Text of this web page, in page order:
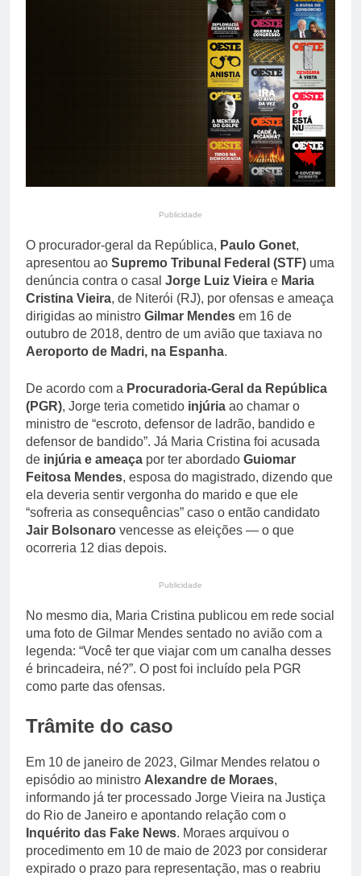
saúde mental de idosos
14 Horas Ago
Agronegócio assume
papel central na transição
energética com expansão
de biodiesel, etanol e
biometano
14 Horas Ago
Publicidade
O procurador-geral da República, Paulo Gonet,
apresentou ao Supremo Tribunal Federal (STF) uma
denúncia contra o casal Jorge Luiz Vieira e Maria
Cristina Vieira, de Niterói (RJ), por ofensas e ameaça
dirigidas ao ministro Gilmar Mendes em 16 de
outubro de 2018, dentro de um avião que taxiava no
Aeroporto de Madri, na Espanha.
De acordo com a Procuradoria-Geral da República
(PGR), Jorge teria cometido injúria ao chamar o
ministro de “escroto, defensor de ladrão, bandido e
defensor de bandido”. Já Maria Cristina foi acusada
de injúria e ameaça por ter abordado Guiomar
Feitosa Mendes, esposa do magistrado, dizendo que
ela deveria sentir vergonha do marido e que ele
“sofreria as consequências” caso o então candidato
Jair Bolsonaro vencesse as eleições — o que
ocorreria 12 dias depois.
Publicidade
No mesmo dia, Maria Cristina publicou em rede social
uma foto de Gilmar Mendes sentado no avião com a
legenda: “Você ter que viajar com um canalha desses
é brincadeira, né?”. O post foi incluído pela PGR
como parte das ofensas.
Trâmite do caso
Em 10 de janeiro de 2023, Gilmar Mendes relatou o
episódio ao ministro Alexandre de Moraes,
informando já ter processado Jorge Vieira na Justiça
do Rio de Janeiro e apontando relação com o
Inquérito das Fake News. Moraes arquivou o
procedimento em 10 de maio de 2023 por considerar
expirado o prazo para representação, mas o reabriu